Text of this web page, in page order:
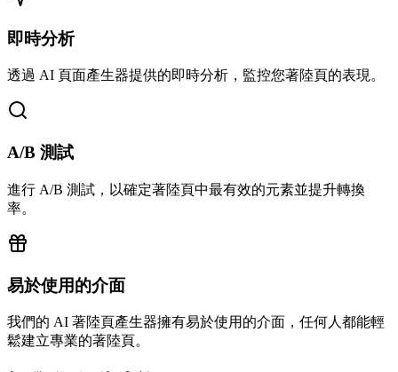
即時分析
透過 AI 頁面產生器提供的即時分析，監控您著陸頁的表現。
A/B 測試
進行 A/B 測試，以確定著陸頁中最有效的元素並提升轉換
率。
易於使用的介面
我們的 AI 著陸頁產生器擁有易於使用的介面，任何人都能輕
鬆建立專業的著陸頁。